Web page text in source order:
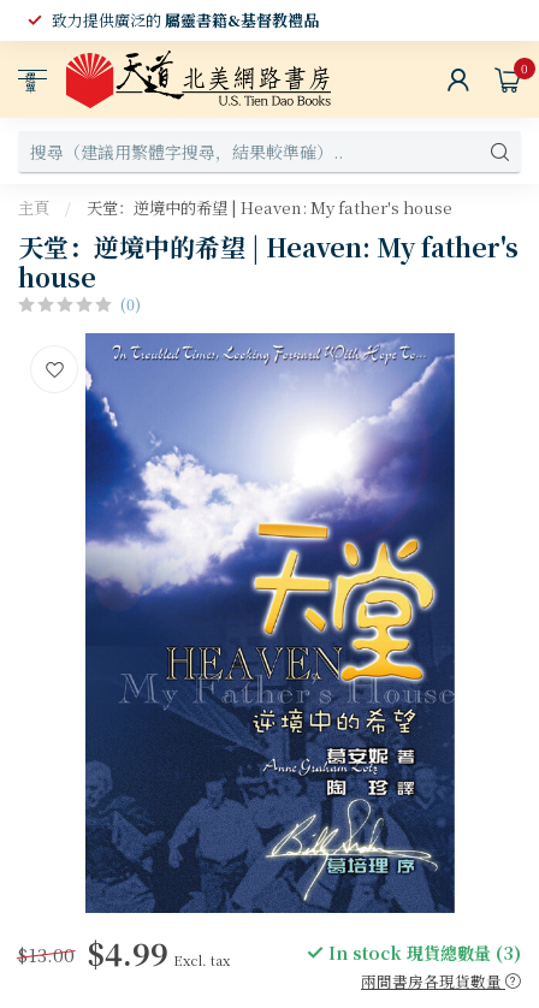
致力提供廣泛的屬靈書籍&基督教禮品
選
單
0
主頁 / 天堂：逆境中的希望 | Heaven: My father's house
天堂：逆境中的希望 | Heaven: My father's
house
(0)
$13.00 $4.99 Excl. tax In stock 現貨總數量 (3)
兩間書房各現貨數量